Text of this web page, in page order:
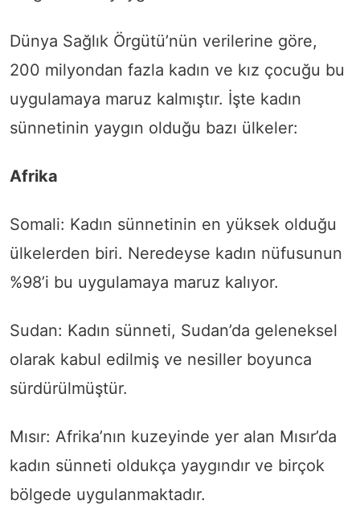
Dünya Sağlık Örgütü’nün verilerine göre,
200 milyondan fazla kadın ve kız çocuğu bu
uygulamaya maruz kalmıştır. İşte kadın
sünnetinin yaygın olduğu bazı ülkeler:
Afrika
Somali: Kadın sünnetinin en yüksek olduğu
ülkelerden biri. Neredeyse kadın nüfusunun
%98’i bu uygulamaya maruz kalıyor.
Sudan: Kadın sünneti, Sudan’da geleneksel
olarak kabul edilmiş ve nesiller boyunca
sürdürülmüştür.
Mısır: Afrika’nın kuzeyinde yer alan Mısır’da
kadın sünneti oldukça yaygındır ve birçok
bölgede uygulanmaktadır.